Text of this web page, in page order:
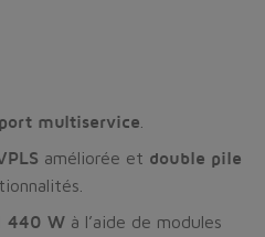
multiservice
améliorée et double pile
440 W à l’aide de modules